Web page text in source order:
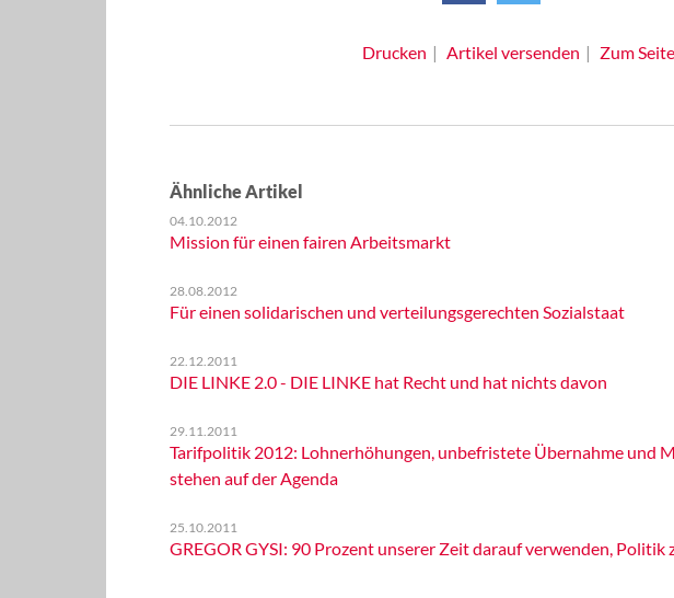
Drucken Artikel versenden Zum
Ähnliche Artikel
04.10.2012
Mission für einen fairen Arbeitsmarkt
28.08.2012
Für einen solidarischen und verteilungsgerechten Sozialstaat
22.12.2011
DIE LINKE 2.0 - DIE LINKE hat Recht und hat nichts davon
29.11.2011
Tarifpolitik 2012: Lohnerhöhungen, unbefristete Übernahme und
stehen auf der Agenda
25.10.2011
GREGOR GYSI: 90 Prozent unserer Zeit darauf verwenden, Politik